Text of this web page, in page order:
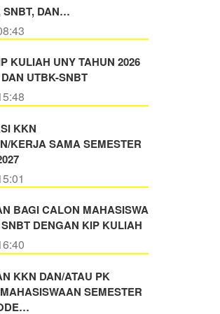
SNBT, DAN…
KULIAH UNY TAHUN 2026
UTBK-SNBT
KKN
KERJA SAMA SEMESTER
BAGI CALON MAHASISWA
DENGAN KIP KULIAH
KKN DAN/ATAU PK
SEMESTER